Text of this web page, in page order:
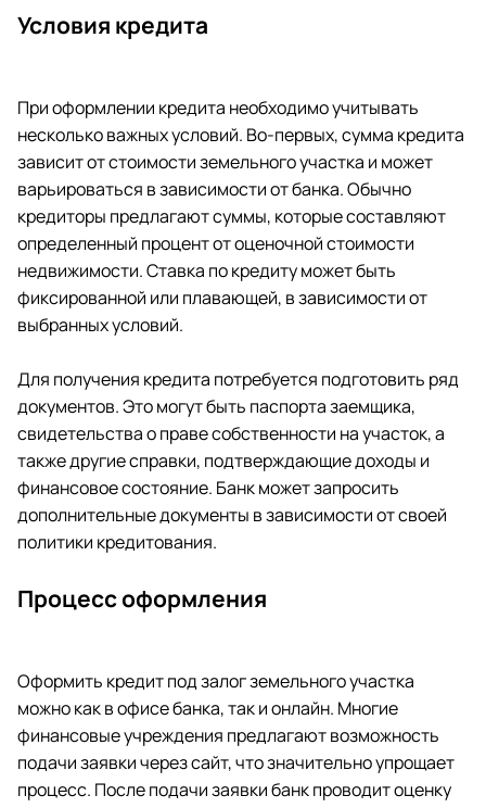
Условия кредита
При оформлении кредита необходимо учитывать
несколько важных условий. Во-первых, сумма кредита
зависит от стоимости земельного участка и может
варьироваться в зависимости от банка. Обычно
кредиторы предлагают суммы, которые составляют
определенный процент от оценочной стоимости
недвижимости. Ставка по кредиту может быть
фиксированной или плавающей, в зависимости от
выбранных условий.
Для получения кредита потребуется подготовить ряд
документов. Это могут быть паспорта заемщика,
свидетельства о праве собственности на участок, а
также другие справки, подтверждающие доходы и
финансовое состояние. Банк может запросить
дополнительные документы в зависимости от своей
политики кредитования.
Процесс оформления
Оформить кредит под залог земельного участка
можно как в офисе банка, так и онлайн. Многие
финансовые учреждения предлагают возможность
подачи заявки через сайт, что значительно упрощает
процесс. После подачи заявки банк проводит оценку